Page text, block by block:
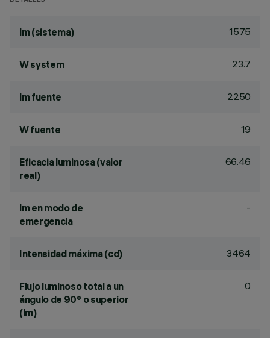
lm (sistema) 1575
W system 23.7
lm fuente 2250
W fuente 19
Eficacia luminosa (valor
real)
66.46
lm en modo de
emergencia
-
Intensidad máxima (cd) 3464
Flujo luminoso total a un
ángulo de 90° o superior
(lm)
0